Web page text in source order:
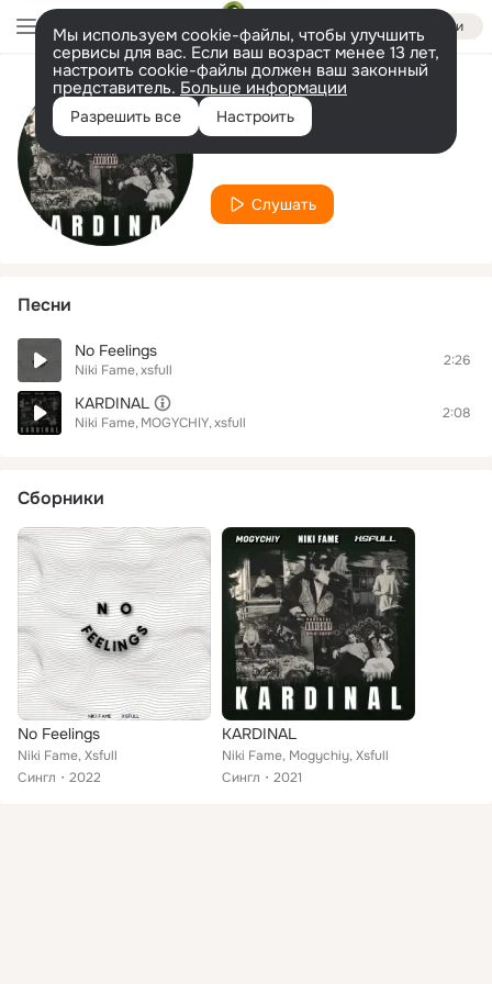
Войти
Мы используем cookie-файлы, чтобы улучшить
сервисы для вас. Если ваш возраст менее 13 лет,
настроить cookie-файлы должен ваш законный
представитель. Больше информации
Разрешить все Настроить
Исполнитель
Niki Fame
Слушать
Песни
No Feelings
Niki Fame xsfull
2:26
KARDINAL
Niki Fame MOGYCHIY xsfull
2:08
Сборники
No Feelings
Niki Fame, Xsfull
Сингл
2022
KARDINAL
Niki Fame, Mogychiy, Xsfull
Сингл
2021